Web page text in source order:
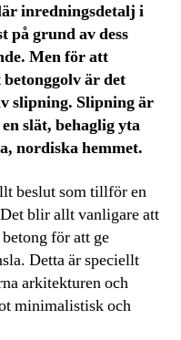
inredningsdetalj i
på grund av dess
Men för att
är det
slipning. Slipning är
slät, behaglig yta
nordiska hemmet.
beslut som tillför en
blir allt vanligare att
för att ge
Detta är speciellt
arkitekturen och
minimalistisk och